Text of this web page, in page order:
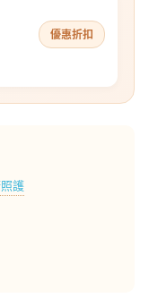
優惠折扣
護